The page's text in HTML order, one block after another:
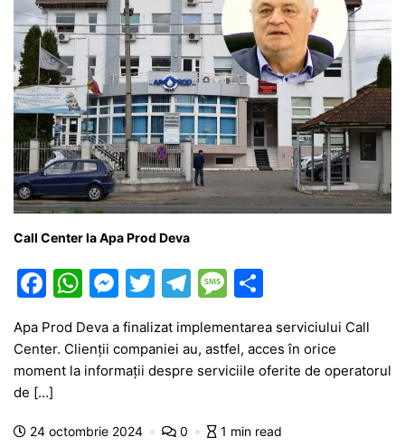
Call Center la Apa Prod Deva
F
c
e
b
o
W
at
s
p
M
e
s
s
n
T
w
itt
er
T
e
gr
m
M
s
s
g
ta
je
z
Apa Prod Deva a finalizat implementarea serviciului Call
Center. Clienții companiei au, astfel, acces în orice
moment la informații despre serviciile oferite de operatorul
de […]
24 octombrie 2024 0 1 min read